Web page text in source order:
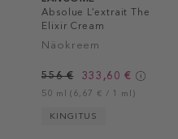
Absolue L’extrait The
Elixir Cream
Näokreem
556 € 333,60 €
50 ml (6,67 € / 1 ml)
KINGITUS